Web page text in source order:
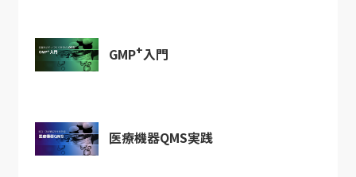
GMP+入門
医療機器QMS実践